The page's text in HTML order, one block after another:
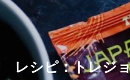
レシピ：トレジ